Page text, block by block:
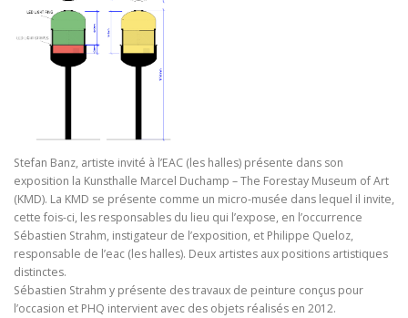
Stefan Banz, artiste invité à l’EAC (les halles) présente dans son
exposition la Kunsthalle Marcel Duchamp – The Forestay Museum of Art
(KMD). La KMD se présente comme un micro-musée dans lequel il invite,
cette fois-ci, les responsables du lieu qui l’expose, en l’occurrence
Sébastien Strahm, instigateur de l’exposition, et Philippe Queloz,
responsable de l’eac (les halles). Deux artistes aux positions artistiques
distinctes.
Sébastien Strahm y présente des travaux de peinture conçus pour
l’occasion et PHQ intervient avec des objets réalisés en 2012.